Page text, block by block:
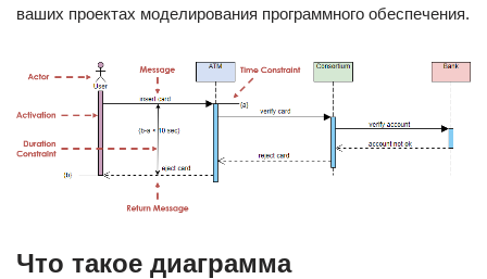
ваших проектах моделирования программного обеспечения.
Что такое диаграмма